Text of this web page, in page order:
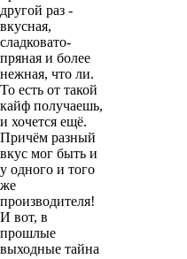
другой раз -
вкусная,
сладковато-
пряная и более
нежная, что ли.
То есть от такой
кайф получаешь,
и хочется ещё.
Причём разный
вкус мог быть и
у одного и того
же
производителя!
И вот, в
прошлые
выходные тайна